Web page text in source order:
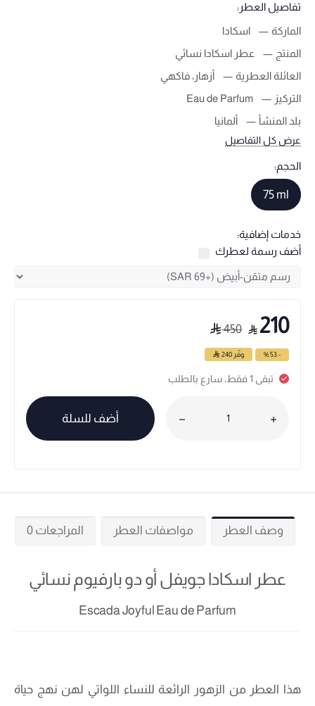
تفاصيل العطر:
الماركة
اسكادا
المنتج
عطر اسكادا نسائي
العائلة العطرية
أزهار، فاكهي
التركيز
Eau de Parfum
بلد المنشأ
ألمانيا
عرض كل التفاصيل
الحجم:
75 ml
خدمات إضافية:
أضف رسمة لعطرك
210
450
- 53 % وفّر 240
تبقى 1 فقط، سارع بالطلب
أضف للسلة
وصف العطر مواصفات العطر المراجعات 0
عطر اسكادا جويفل أو دو بارفيوم نسائي
Escada Joyful Eau de Parfum
هذا العطر من الزهور الرائعة للنساء اللواتي لهن نهج حياة